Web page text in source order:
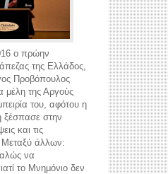
ο πρώην
της Ελλάδος,
Προβόπουλος
μέλη της Αργούς
του, αφότου η
ξέσπασε στην
και τις
Μεταξύ άλλων:
να
το Μνημόνιο δεν